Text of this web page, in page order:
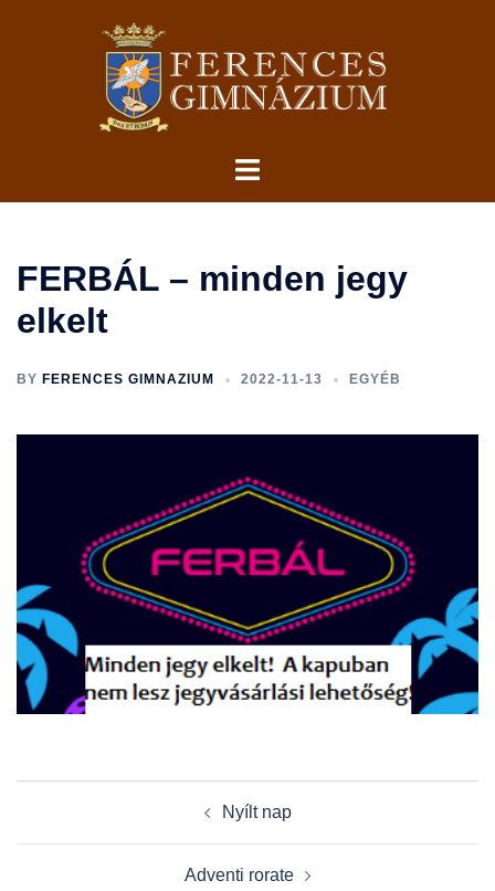
Toggle
FERBÁL – minden jegy
elkelt
BY FERENCES GIMNAZIUM 2022-11-13 EGYÉB
Nyílt nap
Adventi rorate